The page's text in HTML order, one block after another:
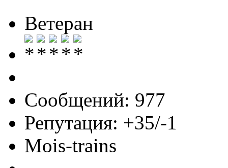
Ветеран
Сообщений: 977
Репутация: +35/-1
Mois-trains